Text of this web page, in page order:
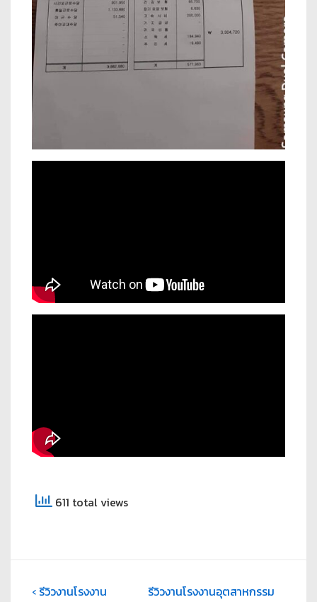
611 total views
‹ รีวิวงานโรงงาน รีวิวงานโรงงานอุตสาหกรรม